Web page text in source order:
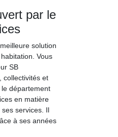
par le
solution
Vous
SB
collectivités et
département
en matière
services. Il
à ses années